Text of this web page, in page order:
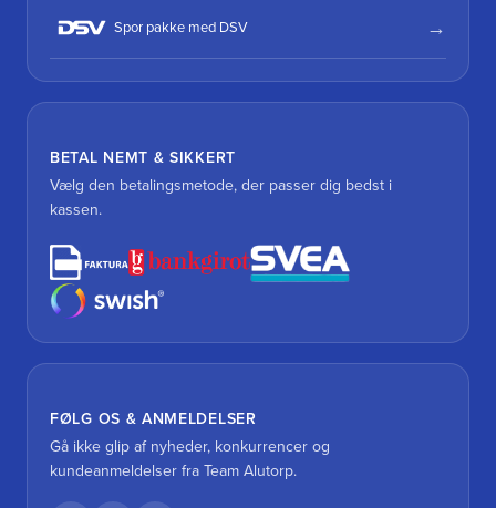
Spor pakke med DSV
BETAL NEMT & SIKKERT
Vælg den betalingsmetode, der passer dig bedst i
kassen.
FØLG OS & ANMELDELSER
Gå ikke glip af nyheder, konkurrencer og
kundeanmeldelser fra Team Alutorp.